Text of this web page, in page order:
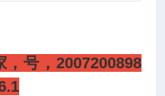
号，2007200898